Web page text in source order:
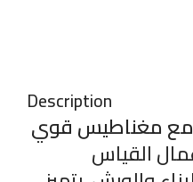
Description
القياس